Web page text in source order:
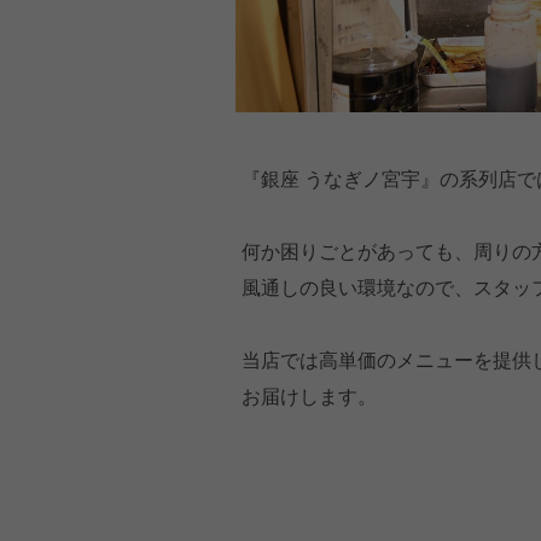
『銀座 うなぎノ宮宇』の系列店
何か困りごとがあっても、周り
風通しの良い環境なので、スタ
当店では高単価のメニューを提
お届けします。